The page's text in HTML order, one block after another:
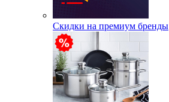
Скидки на премиум бренды